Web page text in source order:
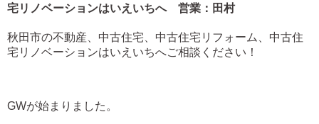
宅リノベーションはいえいちへ 営業：田村
秋田市の不動産、中古住宅、中古住宅リフォーム、中古住
宅リノベーションはいえいちへご相談ください！
GWが始まりました。